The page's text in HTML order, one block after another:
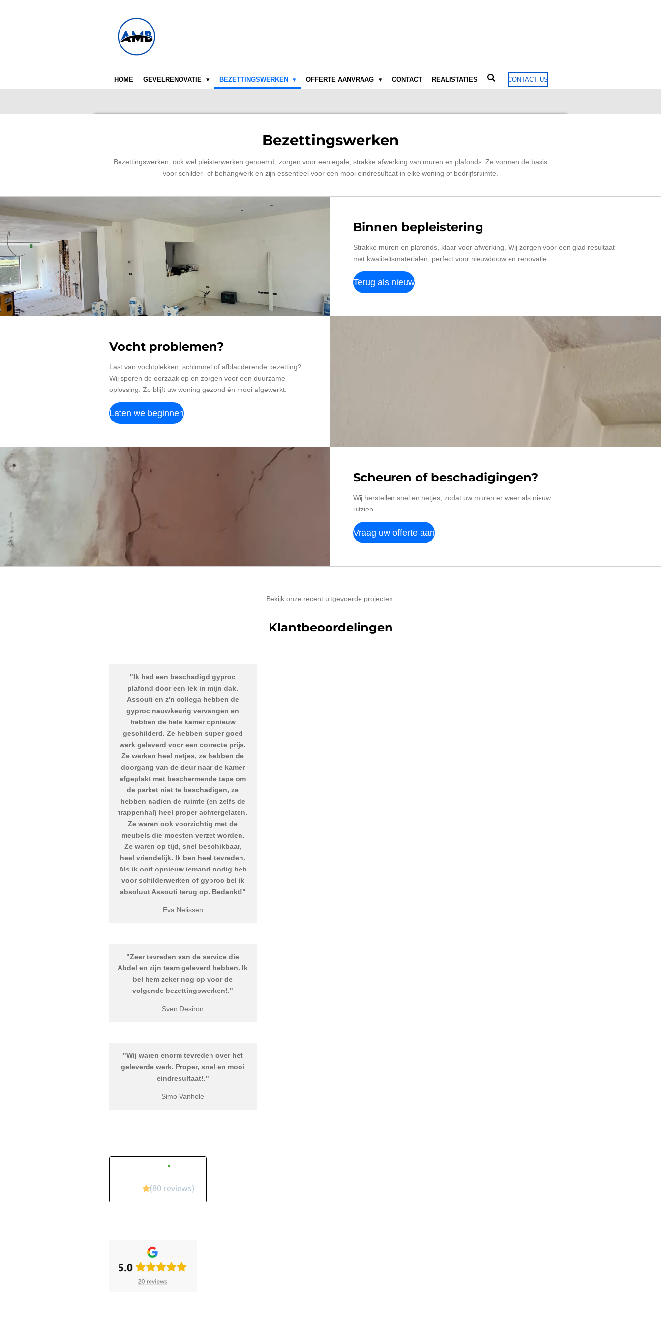
HOME GEVELRENOVATIE BEZETTINGSWERKEN OFFERTE AANVRAAG CONTACT REALISTATIES CONTACT US
Bezettingswerken
Bezettingswerken, ook wel pleisterwerken genoemd, zorgen voor een egale, strakke afwerking van muren en plafonds. Ze vormen de basis
voor schilder- of behangwerk en zijn essentieel voor een mooi eindresultaat in elke woning of bedrijfsruimte.
Binnen bepleistering
Strakke muren en plafonds, klaar voor afwerking. Wij zorgen voor een glad resultaat
met kwaliteitsmaterialen, perfect voor nieuwbouw en renovatie.
Terug als nieuw
Vocht problemen?
Last van vochtplekken, schimmel of afbladderende bezetting?
Wij sporen de oorzaak op en zorgen voor een duurzame
oplossing. Zo blijft uw woning gezond én mooi afgewerkt.
Laten we beginnen
Scheuren of beschadigingen?
Wij herstellen snel en netjes, zodat uw muren er weer als nieuw
uitzien.
Vraag uw offerte aan
Bekijk onze recent uitgevoerde projecten.
Klantbeoordelingen
"Ik had een beschadigd gyproc
plafond door een lek in mijn dak.
Assouti en z'n collega hebben de
gyproc nauwkeurig vervangen en
hebben de hele kamer opnieuw
geschilderd. Ze hebben super goed
werk geleverd voor een correcte prijs.
Ze werken heel netjes, ze hebben de
doorgang van de deur naar de kamer
afgeplakt met beschermende tape om
de parket niet te beschadigen, ze
hebben nadien de ruimte (en zelfs de
trappenhal) heel proper achtergelaten.
Ze waren ook voorzichtig met de
meubels die moesten verzet worden.
Ze waren op tijd, snel beschikbaar,
heel vriendelijk. Ik ben heel tevreden.
Als ik ooit opnieuw iemand nodig heb
voor schilderwerken of gyproc bel ik
absoluut Assouti terug op. Bedankt!"
Eva Nelissen
"Zeer tevreden van de service die
Abdel en zijn team geleverd hebben. Ik
bel hem zeker nog op voor de
volgende bezettingswerken!."
Sven Desiron
"Wij waren enorm tevreden over het
geleverde werk. Proper, snel en mooi
eindresultaat!."
Simo Vanhole